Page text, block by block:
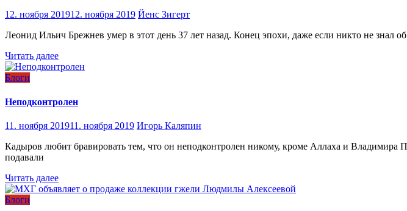
12. ноября 201912. ноября 2019 Йенс Зигерт
Леонид Ильич Брежнев умер в этот день 37 лет назад. Конец эпохи, даже если никто не знал
Читать далее
Блоги
Неподконтролен
11. ноября 201911. ноября 2019 Игорь Каляпин
Кадыров любит бравировать тем, что он неподконтролен никому, кроме Аллаха и Владимира
подавали
Читать далее
Блоги